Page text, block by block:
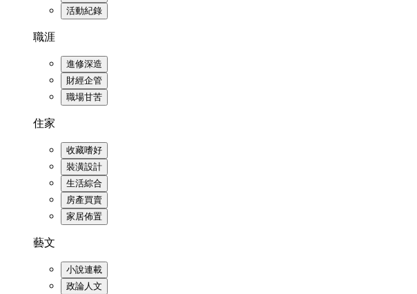
活動紀錄
職涯
進修深造
財經企管
職場甘苦
住家
收藏嗜好
裝潢設計
生活綜合
房產買賣
家居佈置
藝文
小說連載
政論人文